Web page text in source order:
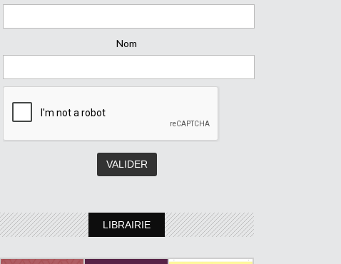
Nom
LIBRAIRIE